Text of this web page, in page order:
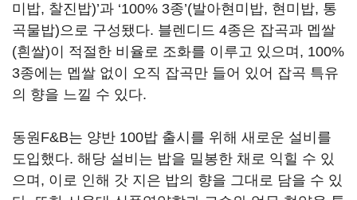
미밥, 찰진밥)’과 ‘100% 3종’(발아현미밥, 현미밥, 통
곡물밥)으로 구성됐다. 블렌디드 4종은 잡곡과 멥쌀
(흰쌀)이 적절한 비율로 조화를 이루고 있으며, 100%
3종에는 멥쌀 없이 오직 잡곡만 들어 있어 잡곡 특유
의 향을 느낄 수 있다.
동원F&B는 양반 100밥 출시를 위해 새로운 설비를
도입했다. 해당 설비는 밥을 밀봉한 채로 익힐 수 있
으며, 이로 인해 갓 지은 밥의 향을 그대로 담을 수 있